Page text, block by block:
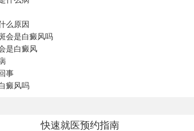
么原因
会是白癜风吗
是白癜风
事
癜风吗
快速就医预约指南